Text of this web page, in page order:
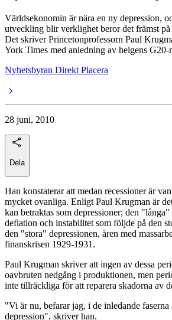
Världsekonomin är nära en ny depression,
utveckling blir verklighet beror det främst
Det skriver Princetonprofessorn Paul
York Times med anledning av helgens G20-
Nyhetsbyran Direkt Placera
28 juni, 2010
Dela
Han konstaterar att medan recessioner är
mycket ovanliga. Enligt Paul Krugman är
kan betraktas som depressioner; den "långa"
deflation och instabilitet som följde på den
den "stora" depressionen, åren med
finanskrisen 1929-1931.
Paul Krugman skriver att ingen av dessa
oavbruten nedgång i produktionen, men
inte tillräckliga för att reparera skadorna av
"Vi är nu, befarar jag, i de inledande faserna
depression", skriver han.